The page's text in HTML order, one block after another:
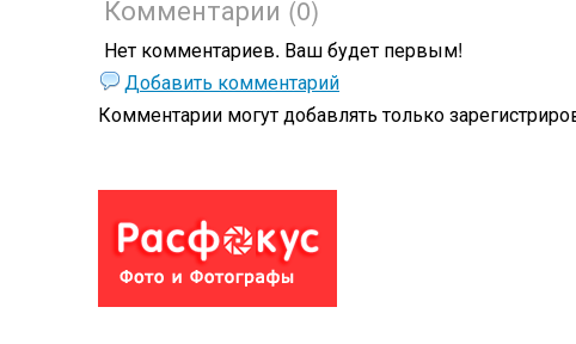
Комментарии (0)
Нет комментариев. Ваш будет первым!
Добавить комментарий
Комментарии могут добавлять только